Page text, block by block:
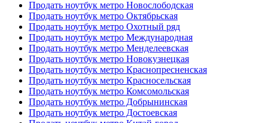
Продать ноутбук метро Новослободская
Продать ноутбук метро Октябрьская
Продать ноутбук метро Охотный ряд
Продать ноутбук метро Международная
Продать ноутбук метро Менделеевская
Продать ноутбук метро Новокузнецкая
Продать ноутбук метро Краснопресненская
Продать ноутбук метро Красносельская
Продать ноутбук метро Комсомольская
Продать ноутбук метро Добрынинская
Продать ноутбук метро Достоевская